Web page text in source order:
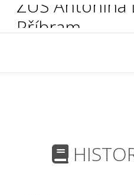
ZUŠ Antonína
Příbram